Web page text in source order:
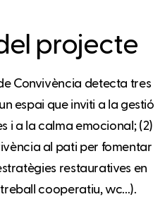
projecte
Convivència detecta tres
espai que inviti a la gestió
i a la calma emocional; (2)
al pati per fomentar
restauratives en
cooperatiu, wc...).